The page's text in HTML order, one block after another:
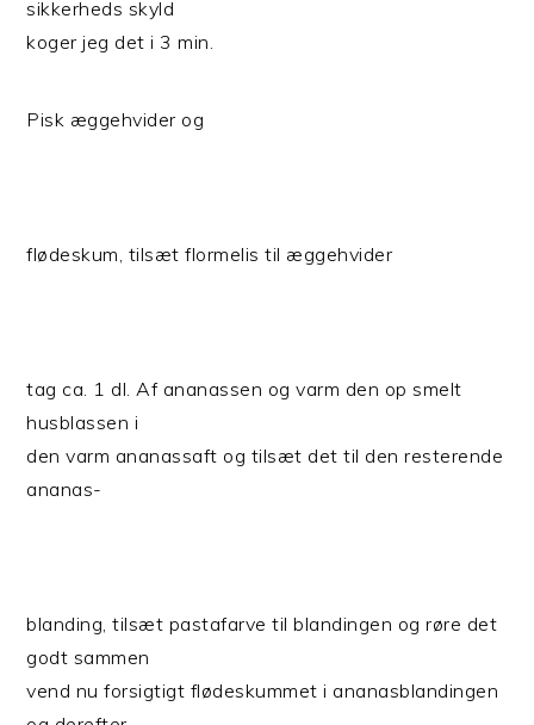
sikkerheds skyld
koger jeg det i 3 min.
Pisk æggehvider og
flødeskum, tilsæt flormelis til æggehvider
tag ca. 1 dl. Af ananassen og varm den op smelt
husblassen i
den varm ananassaft og tilsæt det til den resterende
ananas-
blanding, tilsæt pastafarve til blandingen og røre det
godt sammen
vend nu forsigtigt flødeskummet i ananasblandingen